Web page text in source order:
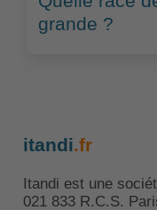
grande ?
itandi.fr
Itandi est une
021 833 R.C.S.